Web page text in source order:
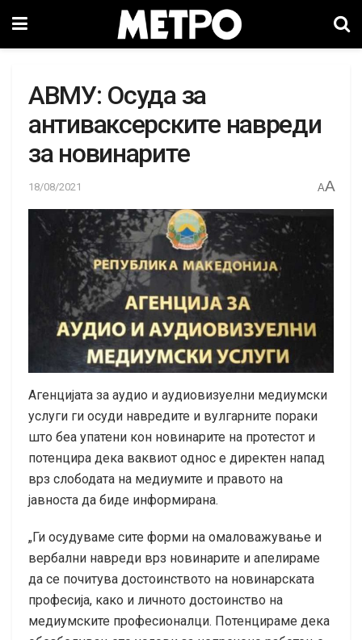
АВМУ: Осуда за
антиваксерските навреди
за новинарите
18/08/2021 AA
Агенцијата за аудио и аудиовизуелни медиумски
услуги ги осуди навредите и вулгарните пораки
што беа упатени кон новинарите на протестот и
потенцира дека ваквиот однос е директен напад
врз слободата на медиумите и правото на
јавноста да биде информирана.
„Ги осудуваме сите форми на омаловажување и
вербални навреди врз новинарите и апелираме
да се почитува достоинството на новинарската
професија, како и личното достоинство на
медиумските професионалци. Потенцираме дека